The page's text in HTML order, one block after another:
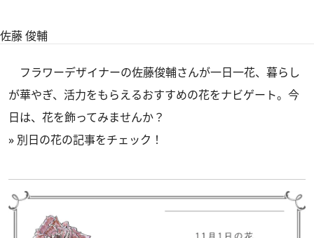
佐藤 俊輔
フラワーデザイナーの佐藤俊輔さんが一日一花、暮らし
が華やぎ、活力をもらえるおすすめの花をナビゲート。今
日は、花を飾ってみませんか？
» 別日の花の記事をチェック！